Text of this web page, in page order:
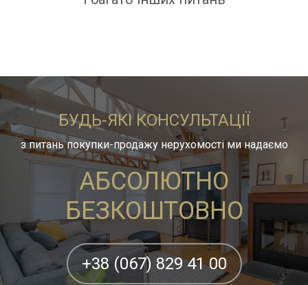
БУДЬ-ЯКІ КОНСУЛЬТАЦІЇ
з питань покупки-продажу нерухомості ми надаємо
АБСОЛЮТНО
БЕЗКОШТОВНО
+38 (067) 829 41 00